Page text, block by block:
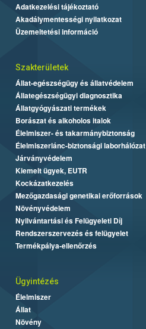
Adatkezelési tájékoztató
Akadálymentességi nyilatkozat
Üzemeltetési információ
Szakterületek
Állat-egészségügy és állatvédelem
Állategészségügyi diagnosztika
Állatgyógyászati termékek
Borászat és alkoholos italok
Élelmiszer- és takarmánybiztonság
Élelmiszerlánc-biztonsági laborhálózat
Járványvédelem
Kiemelt ügyek, EUTR
Kockázatkezelés
Mezőgazdasági genetikai erőforrások
Növényvédelem
Nyilvántartási és Felügyeleti Díj
Rendszerszervezés és felügyelet
Termékpálya-ellenőrzés
Ügyintézés
Élelmiszer
Állat
Növény